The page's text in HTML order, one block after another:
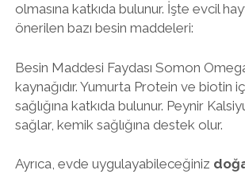
olmasına katkıda bulunur. İşte evcil
önerilen bazı besin maddeleri:
Besin Maddesi Faydası Somon
kaynağıdır. Yumurta Protein ve biotin
sağlığına katkıda bulunur. Peynir
sağlar, kemik sağlığına destek olur.
Ayrıca, evde uygulayabileceğiniz